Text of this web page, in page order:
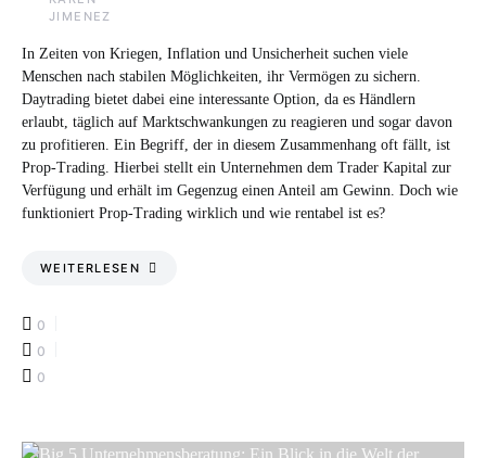
In Zeiten von Kriegen, Inflation und Unsicherheit suchen viele
Menschen nach stabilen Möglichkeiten, ihr Vermögen zu sichern.
Daytrading bietet dabei eine interessante Option, da es Händlern
erlaubt, täglich auf Marktschwankungen zu reagieren und sogar davon
zu profitieren. Ein Begriff, der in diesem Zusammenhang oft fällt, ist
Prop-Trading. Hierbei stellt ein Unternehmen dem Trader Kapital zur
Verfügung und erhält im Gegenzug einen Anteil am Gewinn. Doch wie
funktioniert Prop-Trading wirklich und wie rentabel ist es?
WEITERLESEN
0
0
0